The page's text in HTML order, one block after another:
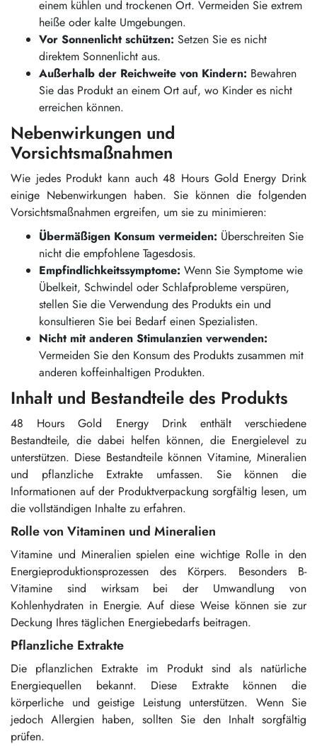
einem kühlen und trockenen Ort. Vermeiden Sie extrem
heiße oder kalte Umgebungen.
Vor Sonnenlicht schützen: Setzen Sie es nicht
direktem Sonnenlicht aus.
Außerhalb der Reichweite von Kindern: Bewahren
Sie das Produkt an einem Ort auf, wo Kinder es nicht
erreichen können.
Nebenwirkungen und
Vorsichtsmaßnahmen
Wie jedes Produkt kann auch 48 Hours Gold Energy Drink
einige Nebenwirkungen haben. Sie können die folgenden
Vorsichtsmaßnahmen ergreifen, um sie zu minimieren:
Übermäßigen Konsum vermeiden: Überschreiten Sie
nicht die empfohlene Tagesdosis.
Empfindlichkeitssymptome: Wenn Sie Symptome wie
Übelkeit, Schwindel oder Schlafprobleme verspüren,
stellen Sie die Verwendung des Produkts ein und
konsultieren Sie bei Bedarf einen Spezialisten.
Nicht mit anderen Stimulanzien verwenden:
Vermeiden Sie den Konsum des Produkts zusammen mit
anderen koffeinhaltigen Produkten.
Inhalt und Bestandteile des Produkts
48 Hours Gold Energy Drink enthält verschiedene
Bestandteile, die dabei helfen können, die Energielevel zu
unterstützen. Diese Bestandteile können Vitamine, Mineralien
und pflanzliche Extrakte umfassen. Sie können die
Informationen auf der Produktverpackung sorgfältig lesen, um
die vollständigen Inhalte zu erfahren.
Rolle von Vitaminen und Mineralien
Vitamine und Mineralien spielen eine wichtige Rolle in den
Energieproduktionsprozessen des Körpers. Besonders B-
Vitamine sind wirksam bei der Umwandlung von
Kohlenhydraten in Energie. Auf diese Weise können sie zur
Deckung Ihres täglichen Energiebedarfs beitragen.
Pflanzliche Extrakte
Die pflanzlichen Extrakte im Produkt sind als natürliche
Energiequellen bekannt. Diese Extrakte können die
körperliche und geistige Leistung unterstützen. Wenn Sie
jedoch Allergien haben, sollten Sie den Inhalt sorgfältig
prüfen.